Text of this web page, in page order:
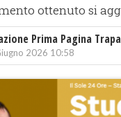
ottenuto si
Prima Pagina
2026 10:58